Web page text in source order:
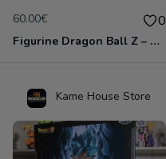
60.00€ 0
Figurine Dragon Ball Z – Bardock – Ichiban Kuji Dragon Ball VS Omnibus Ultimate – Import Japon
Kame House Store